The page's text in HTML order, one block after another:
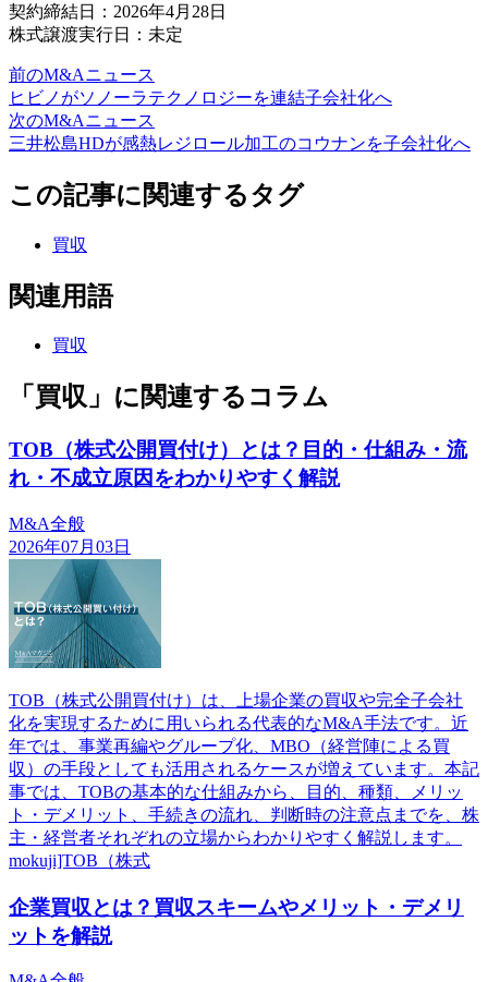
契約締結日：2026年4月28日
株式譲渡実行日：未定
前のM&Aニュース
ヒビノがソノーラテクノロジーを連結子会社化へ
次のM&Aニュース
三井松島HDが感熱レジロール加工のコウナンを子会社化へ
この記事に関連するタグ
買収
関連用語
買収
「買収」に関連するコラム
TOB（株式公開買付け）とは？目的・仕組み・流
れ・不成立原因をわかりやすく解説
M&A全般
2026年07月03日
TOB（株式公開買付け）は、上場企業の買収や完全子会社
化を実現するために用いられる代表的なM&A手法です。近
年では、事業再編やグループ化、MBO（経営陣による買
収）の手段としても活用されるケースが増えています。本記
事では、TOBの基本的な仕組みから、目的、種類、メリッ
ト・デメリット、手続きの流れ、判断時の注意点までを、株
主・経営者それぞれの立場からわかりやすく解説します。
mokuji]TOB（株式
企業買収とは？買収スキームやメリット・デメリ
ットを解説